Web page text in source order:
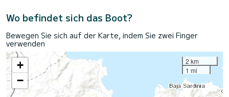
Wo befindet sich das Boot?
Bewegen Sie sich auf der Karte, indem Sie zwei Finger
verwenden
+
−
2 km
1 mi